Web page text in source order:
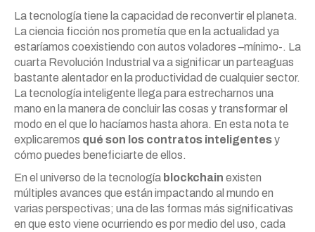
La tecnología tiene la capacidad de reconvertir el planeta.
La ciencia ficción nos prometía que en la actualidad ya
estaríamos coexistiendo con autos voladores –mínimo-. La
cuarta Revolución Industrial va a significar un parteaguas
bastante alentador en la productividad de cualquier sector.
La tecnología inteligente llega para estrecharnos una
mano en la manera de concluir las cosas y transformar el
modo en el que lo hacíamos hasta ahora. En esta nota te
explicaremos qué son los contratos inteligentesy
cómo puedes beneficiarte de ellos.
En el universo de la tecnología blockchain existen
múltiples avances que están impactando al mundo en
varias perspectivas; una de las formas más significativas
en que esto viene ocurriendo es por medio del uso, cada